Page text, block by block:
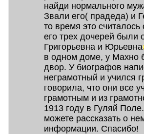
найди нормального
Звали его( прадеда) и
то время это
его трех дочерей были
Григорьевна и Юрьевна
в одном доме, у Махно
двор. У биографов
неграмотный и учился
говорила, что они все
грамотным и из
1913 году в Гуляй
можете рассказать о
информации. Спасибо!